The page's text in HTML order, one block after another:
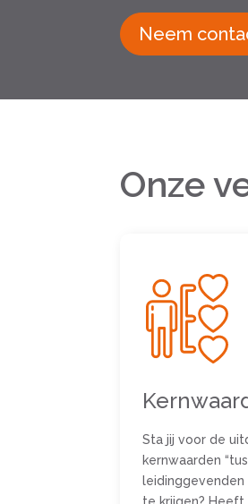
Neem
Onze
Sta jij voor de
kernwaarden